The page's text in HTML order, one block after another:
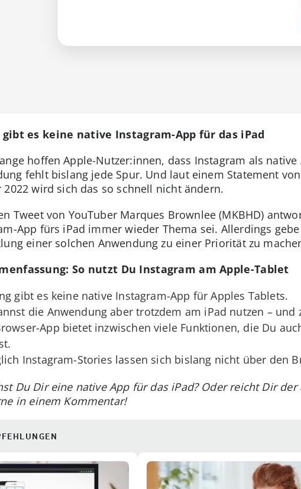
gibt es keine native Instagram-App für das iPad
hoffen Apple-Nutzer:innen, dass Instagram als
fehlt bislang jede Spur. Und laut einem Statement
2022 wird sich das so schnell nicht ändern.
Tweet von YouTuber Marques Brownlee (MKBHD)
App fürs iPad immer wieder Thema sei. Allerdings
einer solchen Anwendung zu einer Priorität zu
So nutzt Du Instagram am Apple-Tablet
gibt es keine native Instagram-App für Apples Tablets.
die Anwendung aber trotzdem am iPad nutzen – und
App bietet inzwischen viele Funktionen, die Du
Instagram-Stories lassen sich bislang nicht über den
Du Dir eine native App für das iPad? Oder reicht Dir
in einem Kommentar!